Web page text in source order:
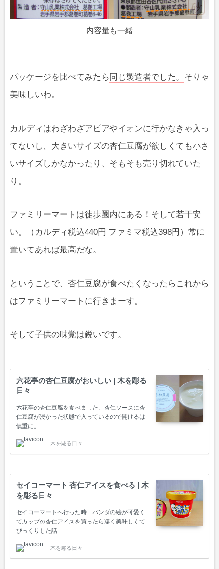
内容量も一緒
パッケージを比べてみたら 同じ製造者でした。 そりゃ
美味しいわ。
カルディはわざわざアピアやイオンに行かなきゃ入っ
てないし、大きいサイズの杏仁豆腐が欲しくても小さ
いサイズしかなかったり、そもそも売り切れていた
り。
ファミリーマートは徒歩圏内にある！そして若干安
い。（カルディ税込440円 ファミマ税込398円）常に
置いてあれば最高だな。
ということで、杏仁豆腐が食べたくなったらこれから
はファミリーマートに行きまーす。
そして子供の味覚は鋭いです。
六花亭の杏仁豆腐がおいしい | 木を彫る
日々
六花亭の杏仁豆腐を食べました。杏仁ソースに杏
仁豆腐が浸かった状態で入っているので開けるは
慎重に。
木を彫る日々
セイコーマート 杏仁アイスを食べる | 木
を彫る日々
セイコーマートへ行った時、パンダの絵が可愛く
てカップの杏仁アイスを買ったら凄く美味しくて
びっくりした話
木を彫る日々